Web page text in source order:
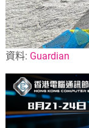
資料: Guardian